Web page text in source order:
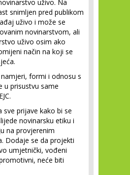
uživo. Na
snimljen pred publikom
uživo i može se
novinarstvom, ali
uživo osim ako
način na koji se
namjeri, formi i odnosu s
u prisustvu same
sve prijave kako bi se
novinarsku etiku i
na provjerenim
Dodaje se da projekti
umjetnički, vođeni
neće biti